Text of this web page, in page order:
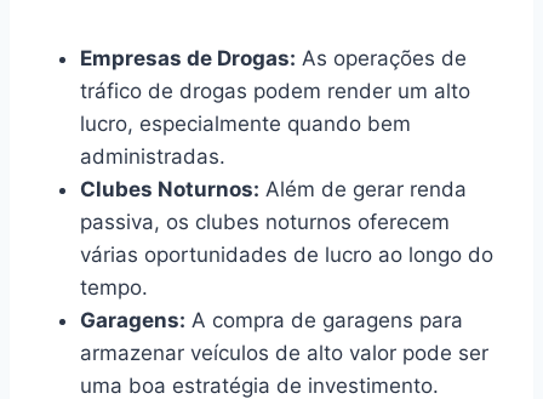
Empresas de Drogas: As operações de
tráfico de drogas podem render um alto
lucro, especialmente quando bem
administradas.
Clubes Noturnos: Além de gerar renda
passiva, os clubes noturnos oferecem
várias oportunidades de lucro ao longo do
tempo.
Garagens: A compra de garagens para
armazenar veículos de alto valor pode ser
uma boa estratégia de investimento.